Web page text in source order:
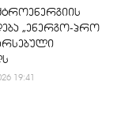
„ენერგო-პრო
19:41